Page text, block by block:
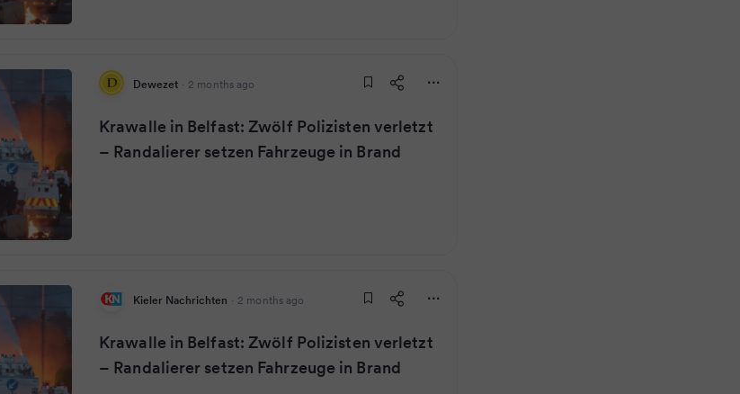
Dewezet · 2 months ago
Krawalle in Belfast: Zwölf Polizisten verletzt
– Randalierer setzen Fahrzeuge in Brand
Kieler Nachrichten · 2 months ago
Krawalle in Belfast: Zwölf Polizisten verletzt
– Randalierer setzen Fahrzeuge in Brand